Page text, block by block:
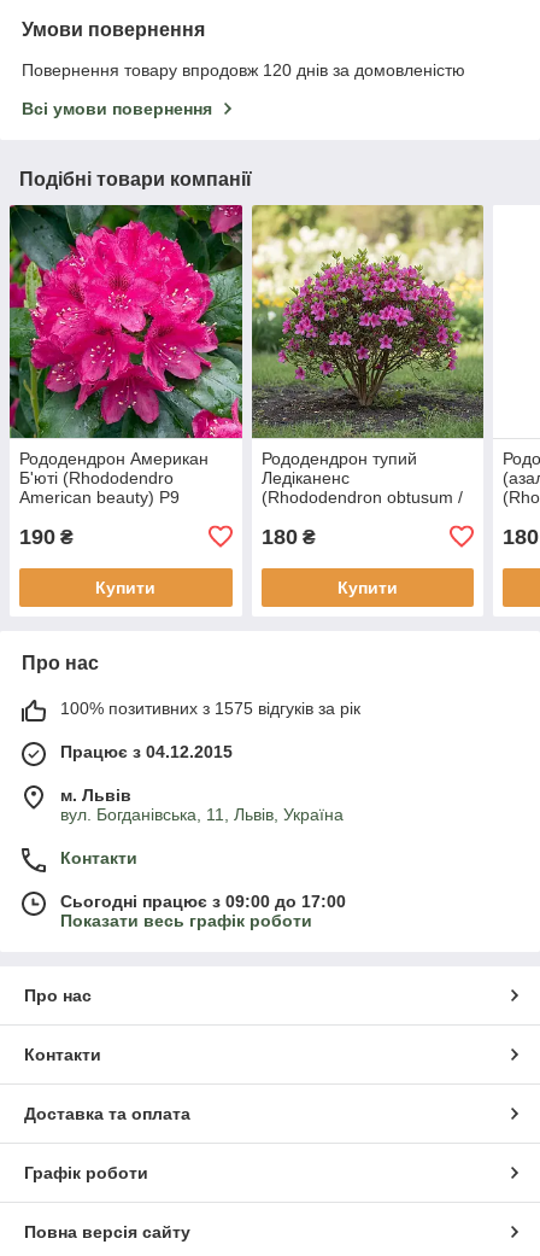
Умови повернення
Повернення товару впродовж 120 днів за домовленістю
Всі умови повернення
Подібні товари компанії
Рододендрон Американ
Б'юті (Rhododendro
American beauty) Р9
190 ₴
Купити
Рододендрон тупий
Ледіканенс
(Rhododendron obtusum /
Ledicanense) Р9
180₴
Купити
180
Про нас
100% позитивних з 1575 відгуків за рік
Працює з 04.12.2015
м. Львів
вул. Богданівська, 11, Львів, Україна
Контакти
Сьогодні працює з 09:00 до 17:00
Показати весь графік роботи
Про нас
Контакти
Доставка та оплата
Графік роботи
Повна версія сайту